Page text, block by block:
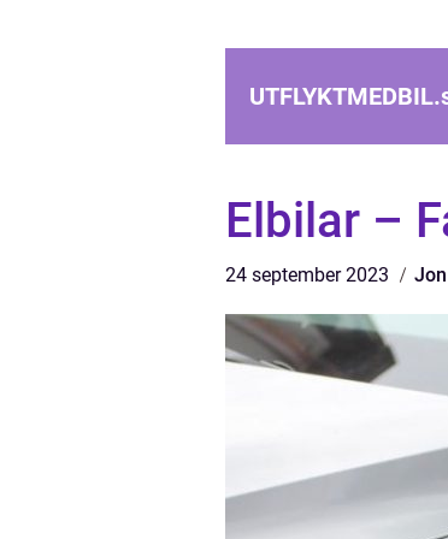
UTFLYKTMEDBIL.
Elbilar –
24 september 2023